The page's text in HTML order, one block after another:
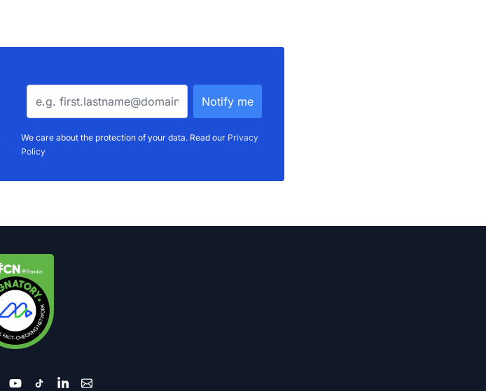
We care about the protection of your data. Read our Privacy
Policy